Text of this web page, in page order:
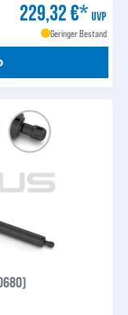
229,32 €* UVP
Geringer Bestand